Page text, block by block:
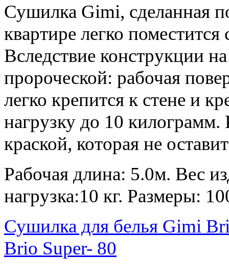
Сушилка Gimi, сделанная
квартире легко
Вследствие конструкции
пророческой: рабочая
легко крепится к стене и
нагрузку до 10
краской, которая не
Рабочая длина: 5.0м. Вес
нагрузка:10 кг. Размеры:
Сушилка для белья Gimi
Brio Super- 80